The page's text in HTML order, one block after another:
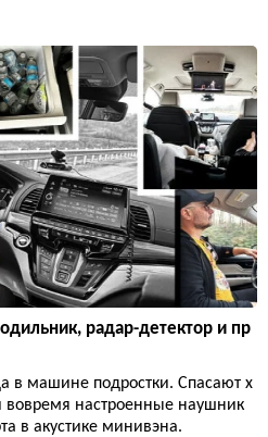
радар-детектор и пр
в машине подростки. Спасают х
настроенные наушник
в акустике минивэна.